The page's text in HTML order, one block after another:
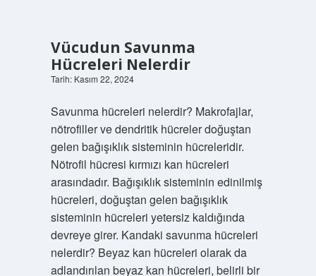
Vücudun Savunma
Hücreleri Nelerdir
Tarih: Kasım 22, 2024
Savunma hücreleri nelerdir? Makrofajlar,
nötrofiller ve dendritik hücreler doğuştan
gelen bağışıklık sisteminin hücreleridir.
Nötrofil hücresi kırmızı kan hücreleri
arasındadır. Bağışıklık sisteminin edinilmiş
hücreleri, doğuştan gelen bağışıklık
sisteminin hücreleri yetersiz kaldığında
devreye girer. Kandaki savunma hücreleri
nelerdir? Beyaz kan hücreleri olarak da
adlandırılan beyaz kan hücreleri, belirli bir